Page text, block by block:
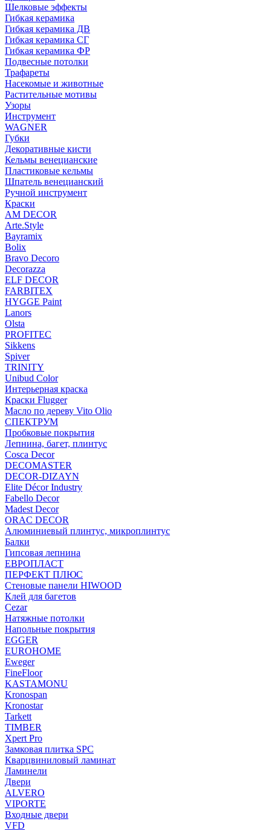
Шелковые эффекты
Гибкая керамика
Гибкая керамика ДВ
Гибкая керамика СГ
Гибкая керамика ФР
Подвесные потолки
Трафареты
Насекомые и животные
Растительные мотивы
Узоры
Инструмент
WAGNER
Губки
Декоративные кисти
Кельмы венецианские
Пластиковые кельмы
Шпатель венецианский
Ручной инструмент
Краски
AM DECOR
Arte.Style
Bayramix
Bolix
Bravo Decoro
Decorazza
ELF DECOR
FARBITEX
HYGGE Paint
Lanors
Olsta
PROFITEC
Sikkens
Spiver
TRINITY
Unibud Color
Интерьерная краска
Краски Flugger
Масло по дереву Vito Olio
СПЕКТРУМ
Пробковые покрытия
Лепнина, багет, плинтус
Cosca Decor
DECOMASTER
DECOR-DIZAYN
Elite Décor Industry
Fabello Decor
Madest Decor
ORAC DECOR
Алюминиевый плинтус, микроплинтус
Балки
Гипсовая лепнина
ЕВРОПЛАСТ
ПЕРФЕКТ ПЛЮС
Стеновые панели HIWOOD
Клей для багетов
Cezar
Натяжные потолки
Напольные покрытия
EGGER
EUROHOME
Eweger
FineFloor
KASTAMONU
Kronospan
Kronostar
Tarkett
TIMBER
Xpert Pro
Замковая плитка SPC
Кварцвиниловый ламинат
Ламинели
Двери
ALVERO
VIPORTE
Входные двери
VFD